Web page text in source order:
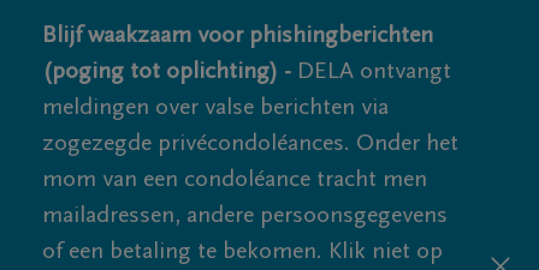
Blijf waakzaam voor phishingberichten
(poging tot oplichting) - DELA ontvangt
meldingen over valse berichten via
zogezegde privécondoléances. Onder het
mom van een condoléance tracht men
mailadressen, andere persoonsgegevens
of een betaling te bekomen. Klik niet op